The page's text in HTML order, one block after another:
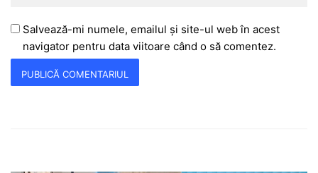
Salvează-mi numele, emailul și site-ul web în acest
navigator pentru data viitoare când o să comentez.